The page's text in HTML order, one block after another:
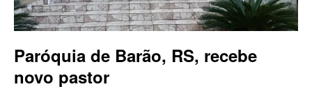
Paróquia de Barão, RS, recebe
novo pastor